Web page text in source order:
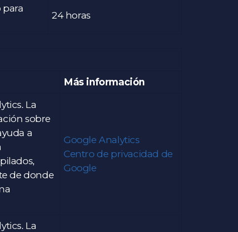
para
24 horas
Más información
La
sobre
a
de donde
Google Analytics
Centro de privacidad de
Google
La